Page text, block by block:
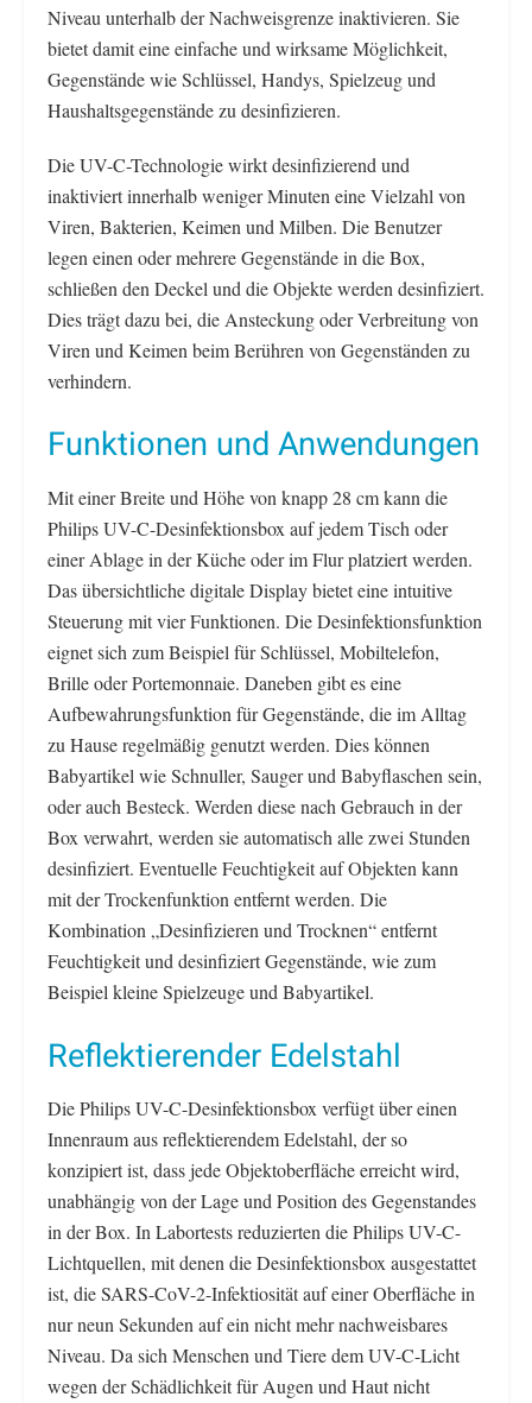
Niveau unterhalb der Nachweisgrenze inaktivieren. Sie
bietet damit eine einfache und wirksame Möglichkeit,
Gegenstände wie Schlüssel, Handys, Spielzeug und
Haushaltsgegenstände zu desinfizieren.
Die UV-C-Technologie wirkt desinfizierend und
inaktiviert innerhalb weniger Minuten eine Vielzahl von
Viren, Bakterien, Keimen und Milben. Die Benutzer
legen einen oder mehrere Gegenstände in die Box,
schließen den Deckel und die Objekte werden desinfiziert.
Dies trägt dazu bei, die Ansteckung oder Verbreitung von
Viren und Keimen beim Berühren von Gegenständen zu
verhindern.
Funktionen und Anwendungen
Mit einer Breite und Höhe von knapp 28 cm kann die
Philips UV-C-Desinfektionsbox auf jedem Tisch oder
einer Ablage in der Küche oder im Flur platziert werden.
Das übersichtliche digitale Display bietet eine intuitive
Steuerung mit vier Funktionen. Die Desinfektionsfunktion
eignet sich zum Beispiel für Schlüssel, Mobiltelefon,
Brille oder Portemonnaie. Daneben gibt es eine
Aufbewahrungsfunktion für Gegenstände, die im Alltag
zu Hause regelmäßig genutzt werden. Dies können
Babyartikel wie Schnuller, Sauger und Babyflaschen sein,
oder auch Besteck. Werden diese nach Gebrauch in der
Box verwahrt, werden sie automatisch alle zwei Stunden
desinfiziert. Eventuelle Feuchtigkeit auf Objekten kann
mit der Trockenfunktion entfernt werden. Die
Kombination „Desinfizieren und Trocknen“ entfernt
Feuchtigkeit und desinfiziert Gegenstände, wie zum
Beispiel kleine Spielzeuge und Babyartikel.
Reflektierender Edelstahl
Die Philips UV-C-Desinfektionsbox verfügt über einen
Innenraum aus reflektierendem Edelstahl, der so
konzipiert ist, dass jede Objektoberfläche erreicht wird,
unabhängig von der Lage und Position des Gegenstandes
in der Box. In Labortests reduzierten die Philips UV-C-
Lichtquellen, mit denen die Desinfektionsbox ausgestattet
ist, die SARS-CoV-2-Infektiosität auf einer Oberfläche in
nur neun Sekunden auf ein nicht mehr nachweisbares
Niveau. Da sich Menschen und Tiere dem UV-C-Licht
wegen der Schädlichkeit für Augen und Haut nicht